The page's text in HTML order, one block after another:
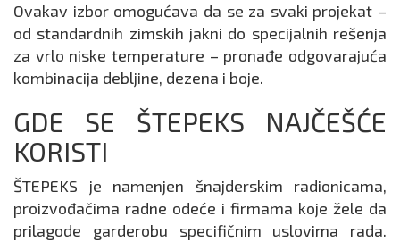
Ovakav izbor omogućava da se za svaki projekat –
od standardnih zimskih jakni do specijalnih rešenja
za vrlo niske temperature – pronađe odgovarajuća
kombinacija debljine, dezena i boje.
GDE SE ŠTEPEKS NAJČEŠĆE
KORISTI
ŠTEPEKS je namenjen šnajderskim radionicama,
proizvođačima radne odeće i firmama koje žele da
prilagode garderobu specifičnim uslovima rada.